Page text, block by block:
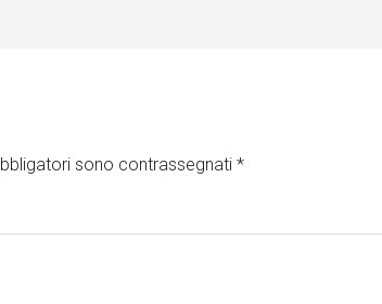
sono contrassegnati *